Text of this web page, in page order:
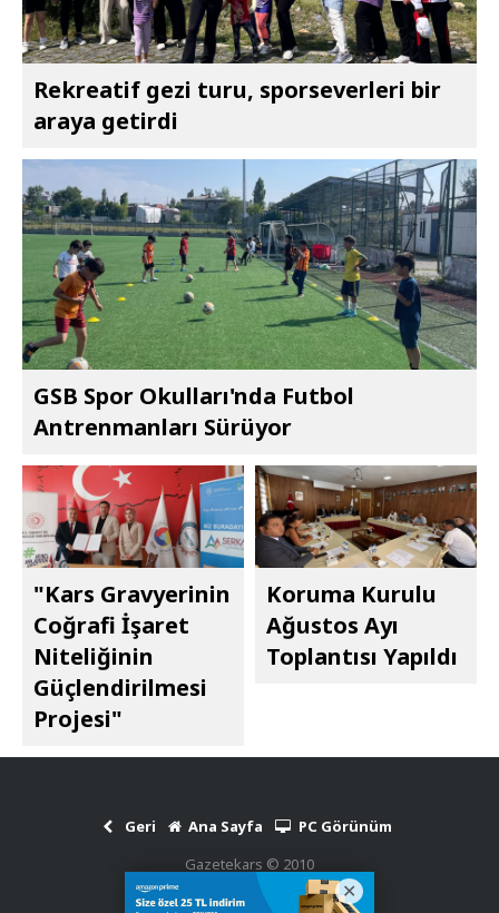
Rekreatif gezi turu, sporseverleri bir
araya getirdi
GSB Spor Okulları'nda Futbol
Antrenmanları Sürüyor
"Kars Gravyerinin
Coğrafi İşaret
Niteliğinin
Güçlendirilmesi
Projesi"
Koruma Kurulu
Ağustos Ayı
Toplantısı Yapıldı
Geri Ana Sayfa
PC Görünüm
Gazetekars © 2010
Haber Scripti